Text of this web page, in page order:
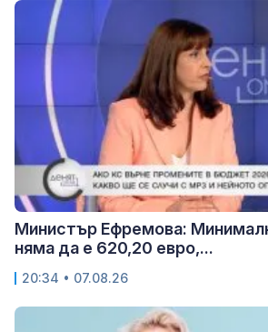
Министър Ефремова:
няма да е 620,20 евро,...
20:34 • 07.08.26